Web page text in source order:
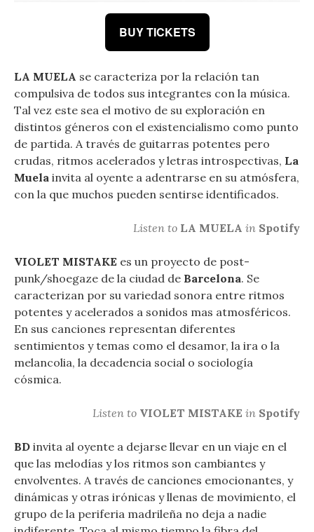
BUY TICKETS
LA MUELA se caracteriza por la relación tan
compulsiva de todos sus integrantes con la música.
Tal vez este sea el motivo de su exploración en
distintos géneros con el existencialismo como punto
de partida. A través de guitarras potentes pero
crudas, ritmos acelerados y letras introspectivas, La
Muela invita al oyente a adentrarse en su atmósfera,
con la que muchos pueden sentirse identificados.
Listen to LA MUELA in Spotify
VIOLET MISTAKE es un proyecto de post-
punk/shoegaze de la ciudad de Barcelona. Se
caracterizan por su variedad sonora entre ritmos
potentes y acelerados a sonidos mas atmosféricos.
En sus canciones representan diferentes
sentimientos y temas como el desamor, la ira o la
melancolia, la decadencia social o sociología
cósmica.
Listen to VIOLET MISTAKE in Spotify
BD invita al oyente a dejarse llevar en un viaje en el
que las melodías y los ritmos son cambiantes y
envolventes. A través de canciones emocionantes, y
dinámicas y otras irónicas y llenas de movimiento, el
grupo de la periferia madrileña no deja a nadie